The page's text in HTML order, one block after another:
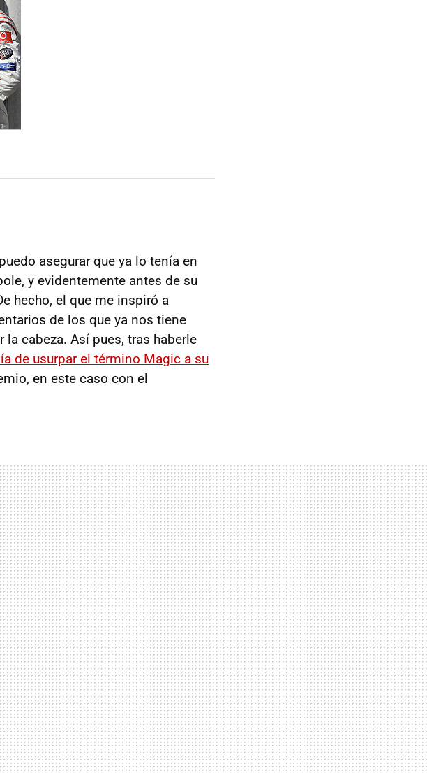
asegurar que ya lo tenía en
y evidentemente antes de su
hecho, el que me inspiró a
de los que ya nos tiene
cabeza. Así pues, tras haberle
de usurpar el término Magic a su
en este caso con el